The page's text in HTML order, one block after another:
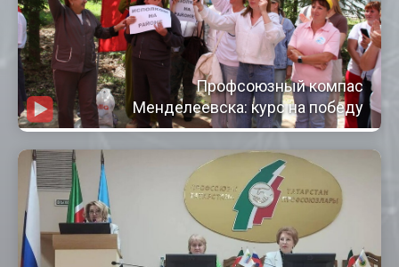
Профсоюзный компас
Менделеевска: курс на победу